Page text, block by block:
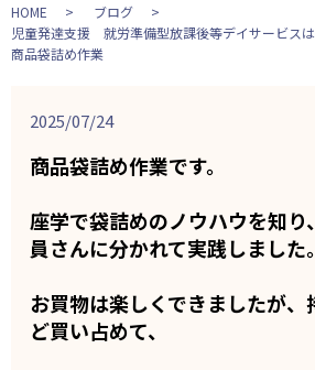
HOME
ブログ
児童発達支援 就労準備型放課後等デイサービス
商品袋詰め作業
2025/07/24
商品袋詰め作業です。
座学で袋詰めのノウハウを知り
員さんに分かれて実践しました。
お買物は楽しくできましたが、
ど買い占めて、